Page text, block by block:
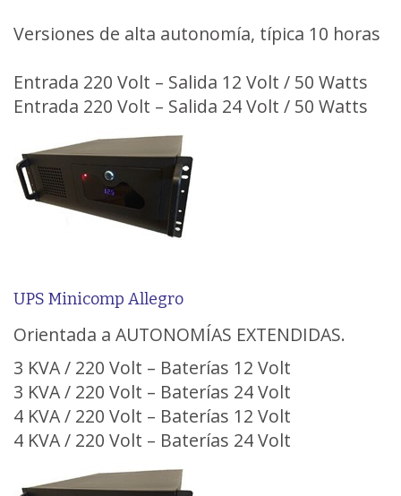
Versiones de alta autonomía, típica 10 horas
Entrada 220 Volt – Salida 12 Volt / 50 Watts
Entrada 220 Volt – Salida 24 Volt / 50 Watts
UPS Minicomp Allegro
Orientada a AUTONOMÍAS EXTENDIDAS.
3 KVA / 220 Volt – Baterías 12 Volt
3 KVA / 220 Volt – Baterías 24 Volt
4 KVA / 220 Volt – Baterías 12 Volt
4 KVA / 220 Volt – Baterías 24 Volt